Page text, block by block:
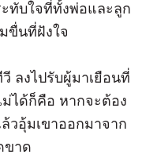
ทับใจที่ทั้งพ่อและลูก
ขื่นที่ฝังใจ
ลงไปรับผู้มาเยือนที่
ได้ก็คือ หากจะต้อง
วอุ้มเขาออกมาจาก
ขาด